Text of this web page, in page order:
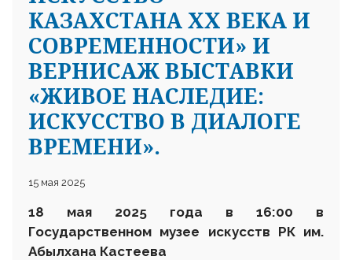
КАЗАХСТАНА ХХ ВЕКА И
СОВРЕМЕННОСТИ» И
ВЕРНИСАЖ ВЫСТАВКИ
«ЖИВОЕ НАСЛЕДИЕ:
ИСКУССТВО В ДИАЛОГЕ
ВРЕМЕНИ».
15 мая 2025
18 мая 2025 года в 16:00 в
Государственном музее искусств РК им.
Абылхана Кастеева